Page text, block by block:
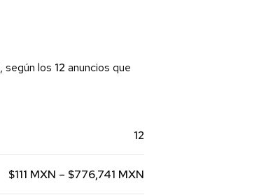
, según los 12 anuncios que
12
$111 MXN – $776,741 MXN